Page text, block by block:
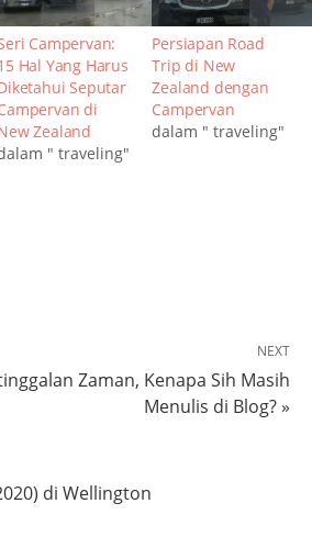
Campervan:
Hal Yang Harus
Seputar
di
Zealand
" traveling"
Persiapan Road
Trip di New
Zealand dengan
Campervan
dalam " traveling"
NEXT
Zaman, Kenapa Sih Masih
Menulis di Blog? »
di Wellington